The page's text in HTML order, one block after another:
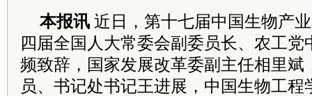
本报讯 近日，第十七届中国生物产
四届全国人大常委会副委员长、农工党
频致辞，国家发展改革委副主任相里斌
员、书记处书记王进展，中国生物工程